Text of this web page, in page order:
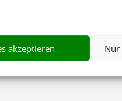
akzeptieren Nur